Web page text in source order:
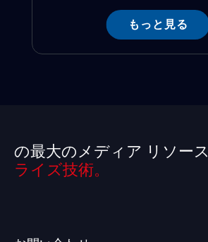
もっと見る
の最大のメディア リソース
ライズ技術。